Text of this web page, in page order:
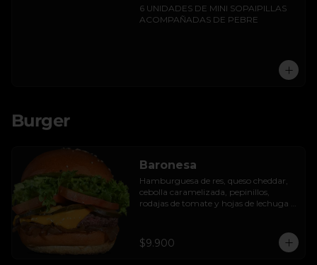
6 UNIDADES DE MINI SOPAIPILLAS
ACOMPAÑADAS DE PEBRE
Burger
Baronesa
Hamburguesa de res, queso cheddar,
cebolla caramelizada, pepinillos,
rodajas de tomate y hojas de lechuga
$9.900